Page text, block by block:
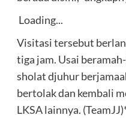
Loading...
Visitasi tersebut
tiga jam. Usai
sholat djuhur
bertolak dan kembali
LKSA lainnya.